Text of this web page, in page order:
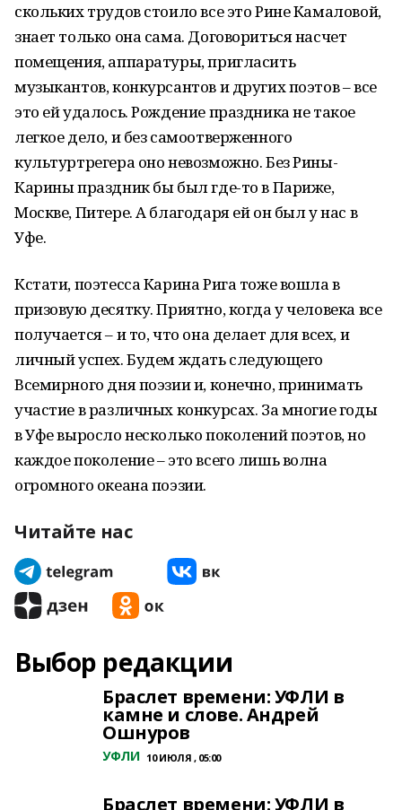
скольких трудов стоило все это Рине Камаловой,
знает только она сама. Договориться насчет
помещения, аппаратуры, пригласить
музыкантов, конкурсантов и других поэтов – все
это ей удалось. Рождение праздника не такое
легкое дело, и без самоотверженного
культуртрегера оно невозможно. Без Рины-
Карины праздник бы был где-то в Париже,
Москве, Питере. А благодаря ей он был у нас в
Уфе.
Кстати, поэтесса Карина Рига тоже вошла в
призовую десятку. Приятно, когда у человека все
получается – и то, что она делает для всех, и
личный успех. Будем ждать следующего
Всемирного дня поэзии и, конечно, принимать
участие в различных конкурсах. За многие годы
в Уфе выросло несколько поколений поэтов, но
каждое поколение – это всего лишь волна
огромного океана поэзии.
Читайте нас
Выбор редакции
Браслет времени: УФЛИ в
камне и слове. Андрей
Ошнуров
УФЛИ 10 ИЮЛЯ , 05:00
Браслет времени: УФЛИ в